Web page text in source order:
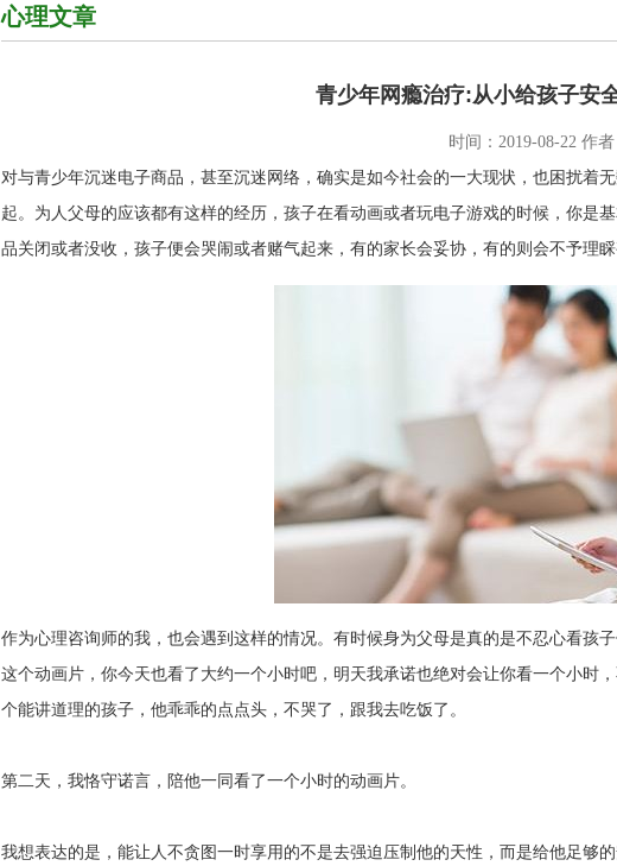
心理文章
青少年网瘾治疗:从小给孩子安
时间：2019-08-22 作
对与青少年沉迷电子商品，甚至沉迷网络，确实是如今社会的一大现状，也困扰着
起。为人父母的应该都有这样的经历，孩子在看动画或者玩电子游戏的时候，你是
品关闭或者没收，孩子便会哭闹或者赌气起来，有的家长会妥协，有的则会不予理睬
作为心理咨询师的我，也会遇到这样的情况。有时候身为父母是真的是不忍心看孩
这个动画片，你今天也看了大约一个小时吧，明天我承诺也绝对会让你看一个小时
个能讲道理的孩子，他乖乖的点点头，不哭了，跟我去吃饭了。
第二天，我恪守诺言，陪他一同看了一个小时的动画片。
我想表达的是，能让人不贪图一时享用的不是去强迫压制他的天性，而是给他足够